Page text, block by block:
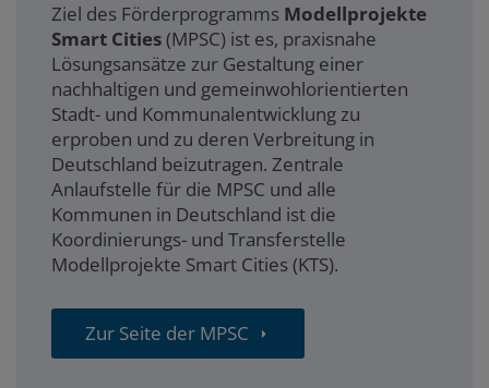
Ziel des Förderprogramms Modellprojekte
Smart Cities(MPSC) ist es, praxisnahe
Lösungsansätze zur Gestaltung einer
nachhaltigen und gemeinwohlorientierten
Stadt- und Kommunalentwicklung zu
erproben und zu deren Verbreitung in
Deutschland beizutragen. Zentrale
Anlaufstelle für die MPSC und alle
Kommunen in Deutschland ist die
Koordinierungs- und Transferstelle
Modellprojekte Smart Cities (KTS).
Zur Seite der MPSC